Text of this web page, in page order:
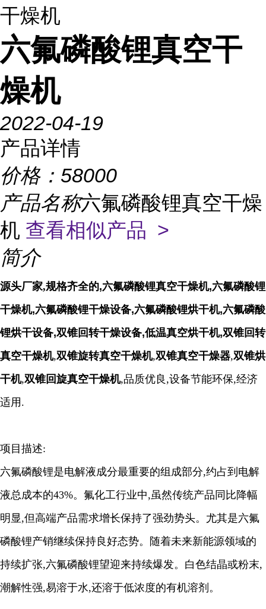
干燥机
六氟磷酸锂真空干
燥机
2022-04-19
产品详情
价格： 58000
产品名称六氟磷酸锂真空干燥
机 查看相似产品 >
简介
源头厂家,规格齐全的,六氟磷酸锂真空干燥机,六氟磷酸锂
干燥机,六氟磷酸锂干燥设备,六氟磷酸锂烘干机,六氟磷酸
锂烘干设备,双锥回转干燥设备,低温真空烘干机,双锥回转
真空干燥机,双锥旋转真空干燥机,双锥真空干燥器,双锥烘
干机,双锥回旋真空干燥机,品质优良,设备节能环保,经济
适用.
项目描述:
六氟磷酸锂是电解液成分最重要的组成部分,约占到电解
液总成本的43%。氟化工行业中,虽然传统产品同比降幅
明显,但高端产品需求增长保持了强劲势头。尤其是六氟
磷酸锂产销继续保持良好态势。随着未来新能源领域的
持续扩张,六氟磷酸锂望迎来持续爆发。白色结晶或粉末,
潮解性强,易溶于水,还溶于低浓度的有机溶剂。